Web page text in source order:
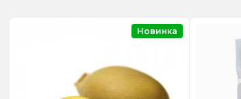
Новинка